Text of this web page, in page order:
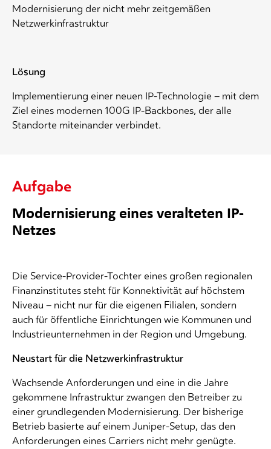
Modernisierung der nicht mehr zeitgemäßen
Netzwerkinfrastruktur
Lösung
Implementierung einer neuen IP-Technologie – mit dem
Ziel eines modernen 100G IP-Backbones, der alle
Standorte miteinander verbindet.
Aufgabe
Modernisierung eines veralteten IP-
Netzes
Die Service-Provider-Tochter eines großen regionalen
Finanzinstitutes steht für Konnektivität auf höchstem
Niveau – nicht nur für die eigenen Filialen, sondern
auch für öffentliche Einrichtungen wie Kommunen und
Industrieunternehmen in der Region und Umgebung.
Neustart für die Netzwerkinfrastruktur
Wachsende Anforderungen und eine in die Jahre
gekommene Infrastruktur zwangen den Betreiber zu
einer grundlegenden Modernisierung. Der bisherige
Betrieb basierte auf einem Juniper-Setup, das den
Anforderungen eines Carriers nicht mehr genügte.